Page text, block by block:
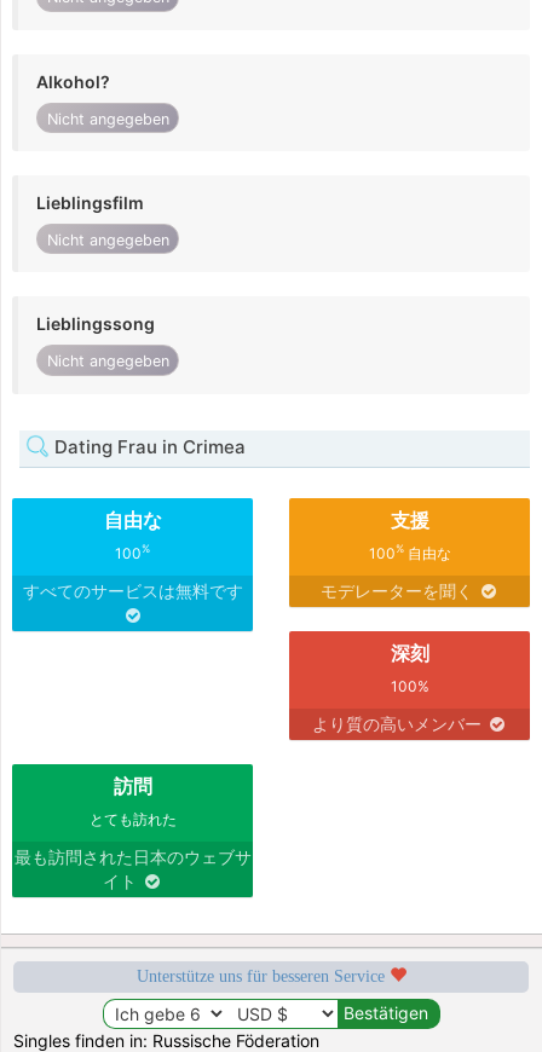
Alkohol?
Nicht angegeben
Lieblingsfilm
Nicht angegeben
Lieblingssong
Nicht angegeben
Dating Frau in Crimea
自由な
100%
すべてのサービスは無料です
支援
100%自由な
モデレーターを聞く
深刻
100%
より質の高いメンバー
訪問
とても訪れた
最も訪問された日本のウェブサ
イト
Unterstütze uns für besseren Service
Singles finden in: Russische Föderation